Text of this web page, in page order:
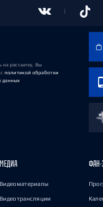
на рассылку, Вы
с политикой обработки
данных
МЕДИА
Видеоматериалы
Видеотрансляции
ФАН-